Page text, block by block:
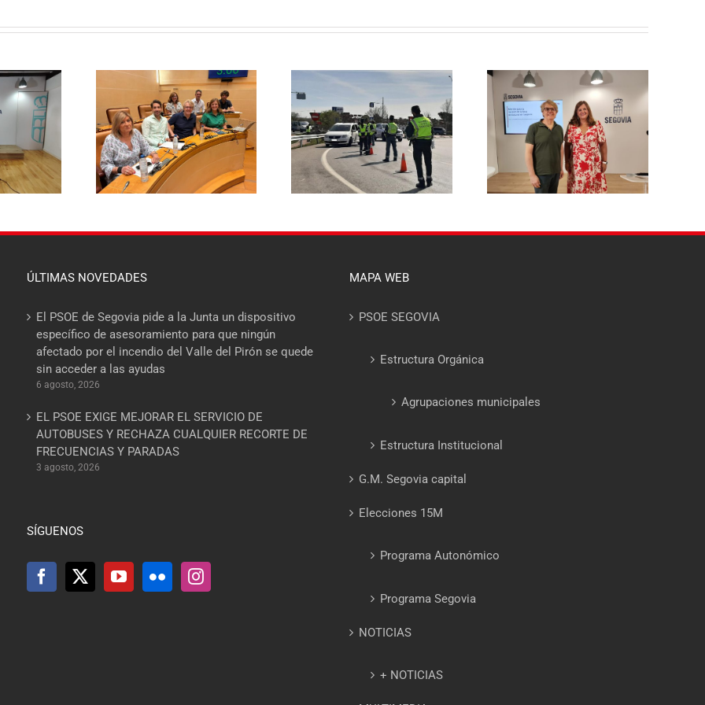
rebajar un 20%
basuras y
el mayor
fiscal soportado
segovianas
El PSOE pide
responsabilidades políticas
al PP tras las diligencias
abiertas a la alcaldesa de La
Lastrilla por un presunto
incidente con la Guardia Civil
El PSOE propone reducir un
20 % la tasa de basuras para
las viviendas habituales y
hacerla más justa para las
familias segovianas
El PSOE de Segovia pide a la
Junta un dispositivo
específico de asesoramiento
para que ningún afectado
por el incendio del Valle del
Pirón se quede sin acceder a
las ayudas
ÚLTIMAS NOVEDADES
El PSOE de Segovia pide a la Junta un dispositivo
específico de asesoramiento para que ningún
afectado por el incendio del Valle del Pirón se quede
sin acceder a las ayudas
6 agosto, 2026
EL PSOE EXIGE MEJORAR EL SERVICIO DE
AUTOBUSES Y RECHAZA CUALQUIER RECORTE DE
FRECUENCIAS Y PARADAS
3 agosto, 2026
SÍGUENOS
MAPA WEB
PSOE SEGOVIA
Estructura Orgánica
Agrupaciones municipales
Estructura Institucional
G.M. Segovia capital
Elecciones 15M
Programa Autonómico
Programa Segovia
NOTICIAS
+ NOTICIAS